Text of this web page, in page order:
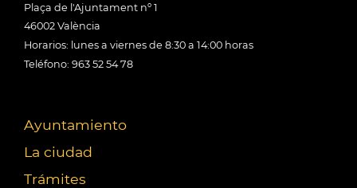
Plaça de l'Ajuntament nº 1
46002 València
Horarios: lunes a viernes de 8:30 a 14:00 horas
Teléfono: 963 52 54 78
Ayuntamiento
La ciudad
Trámites